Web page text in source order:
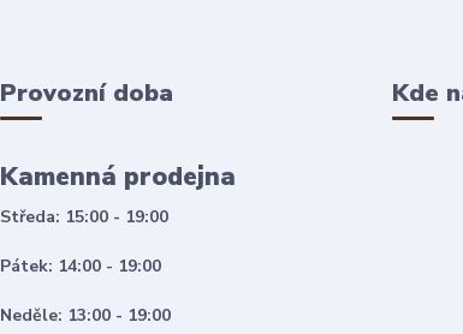
Provozní doba
Kamenná prodejna
Středa: 15:00 - 19:00
Pátek: 14:00 - 19:00
Neděle: 13:00 - 19:00
Kde